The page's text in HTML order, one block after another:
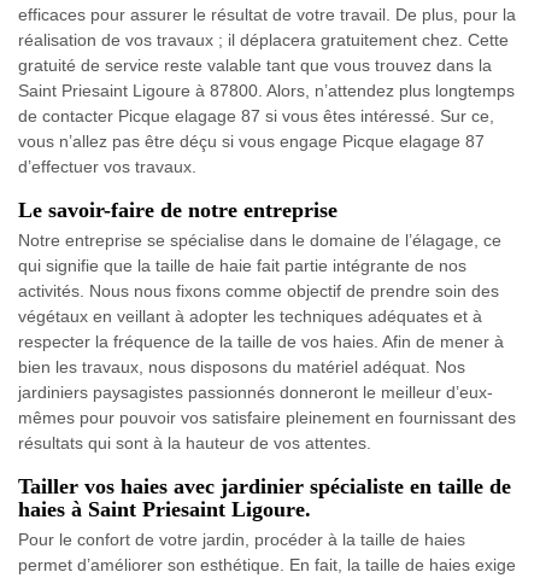
efficaces pour assurer le résultat de votre travail. De plus, pour la
réalisation de vos travaux ; il déplacera gratuitement chez. Cette
gratuité de service reste valable tant que vous trouvez dans la
Saint Priesaint Ligoure à 87800. Alors, n’attendez plus longtemps
de contacter Picque elagage 87 si vous êtes intéressé. Sur ce,
vous n’allez pas être déçu si vous engage Picque elagage 87
d’effectuer vos travaux.
Le savoir-faire de notre entreprise
Notre entreprise se spécialise dans le domaine de l’élagage, ce
qui signifie que la taille de haie fait partie intégrante de nos
activités. Nous nous fixons comme objectif de prendre soin des
végétaux en veillant à adopter les techniques adéquates et à
respecter la fréquence de la taille de vos haies. Afin de mener à
bien les travaux, nous disposons du matériel adéquat. Nos
jardiniers paysagistes passionnés donneront le meilleur d’eux-
mêmes pour pouvoir vos satisfaire pleinement en fournissant des
résultats qui sont à la hauteur de vos attentes.
Tailler vos haies avec jardinier spécialiste en taille de
haies à Saint Priesaint Ligoure.
Pour le confort de votre jardin, procéder à la taille de haies
permet d’améliorer son esthétique. En fait, la taille de haies exige